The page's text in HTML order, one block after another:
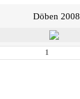
Döben 2008